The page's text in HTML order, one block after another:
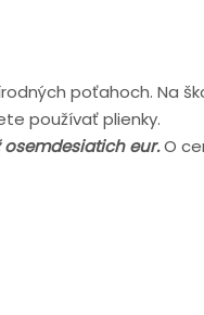
poťahoch. Na
používať plienky.
eur.O